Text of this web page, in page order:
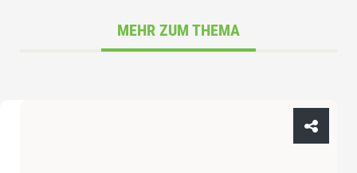
MEHR ZUM THEMA